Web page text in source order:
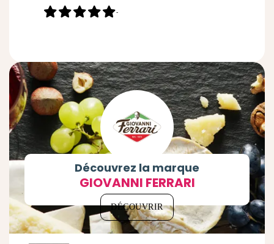
-
Découvrez la marque
GIOVANNI FERRARI
DÉCOUVRIR